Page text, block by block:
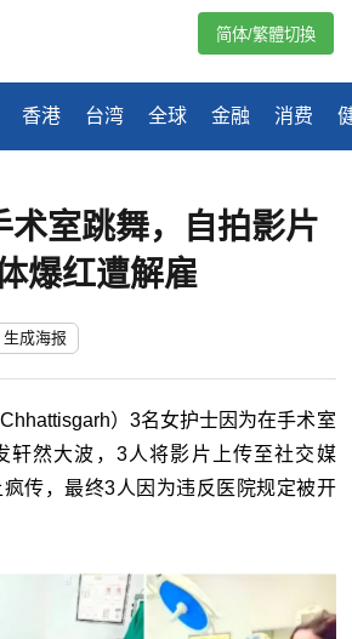
香港 台湾 全球 金融 消费
简体/繁體切換
术室跳舞，自拍影片
爆红遭解雇
生成海报
）3名女护士因为在手术室
轩然大波，3人将影片上传至社交媒
传，最终3人因为违反医院规定被开